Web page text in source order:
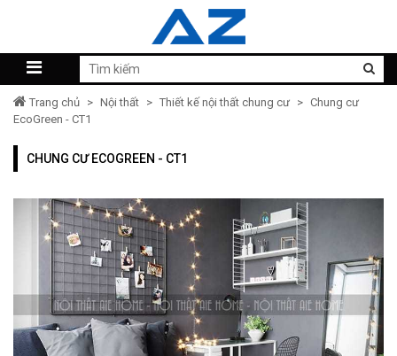
Trang chủ > Nội thất > Thiết kế nội thất chung cư > Chung cư
EcoGreen - CT1
CHUNG CƯ ECOGREEN - CT1